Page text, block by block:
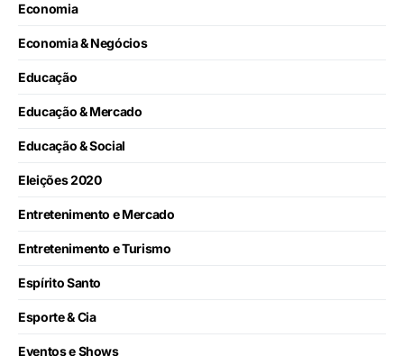
Economia
Economia & Negócios
Educação
Educação & Mercado
Educação & Social
Eleições 2020
Entretenimento e Mercado
Entretenimento e Turismo
Espírito Santo
Esporte & Cia
Eventos e Shows